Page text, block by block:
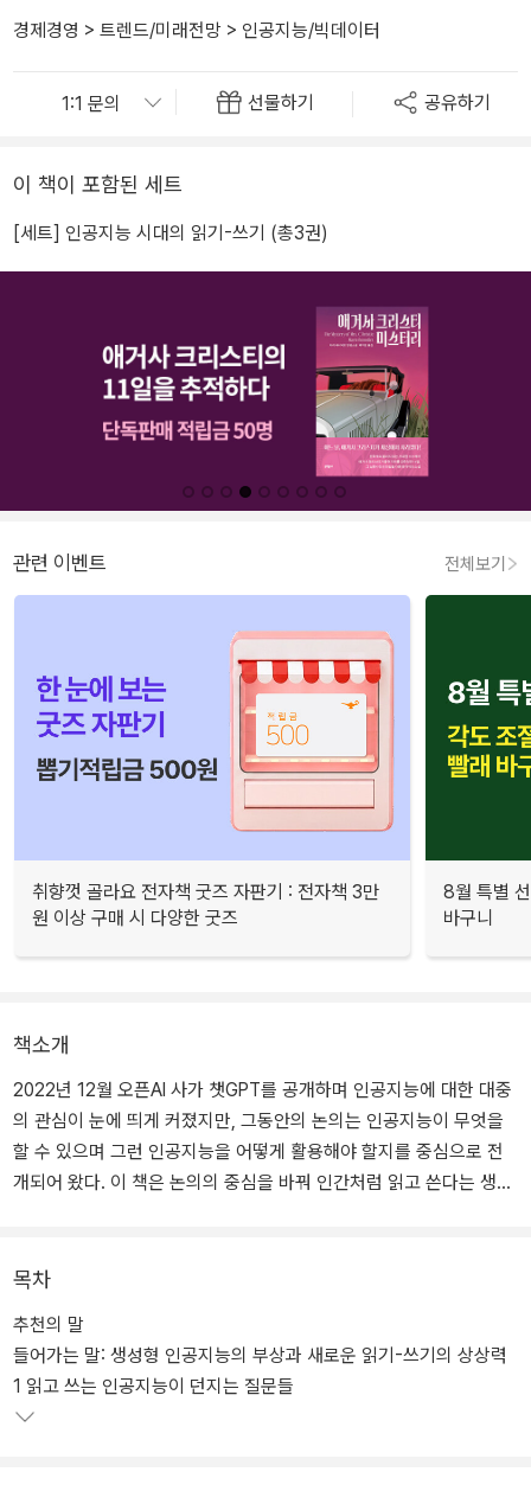
경제경영 > 트렌드/미래전망 > 인공지능/빅데이터
선물하기 공유하기
이 책이 포함된 세트
[세트] 인공지능 시대의 읽기-쓰기 (총3권)
관련 이벤트 전체보기
취향껏 골라요 전자책 굿즈 자판기 : 전자책 3만
원 이상 구매 시 다양한 굿즈
8월 특별
바구니
책소개
2022년 12월 오픈AI 사가 챗GPT를 공개하며 인공지능에 대한 대중
의 관심이 눈에 띄게 커졌지만, 그동안의 논의는 인공지능이 무엇을
할 수 있으며 그런 인공지능을 어떻게 활용해야 할지를 중심으로 전
개되어 왔다. 이 책은 논의의 중심을 바꿔 인간처럼 읽고 쓴다는 생성
과 어떤 식으로 관계 맺고 공존하는 것이 가장 인간적이며 효율을 넘
한편 읽고-쓰는 인공지능의 등장은 문해력의 개념과 우리 사회 리터
러시 담론에 변화의 물결을 만들고 있다. 응용언어학자로서 개인과
사회, 기술과 리터러시가 엮이는 방식을 오래도록 연구해 온 저자는
목차
추천의 말
들어가는 말: 생성형 인공지능의 부상과 새로운 읽기-쓰기의 상상력
1 읽고 쓰는 인공지능이 던지는 질문들